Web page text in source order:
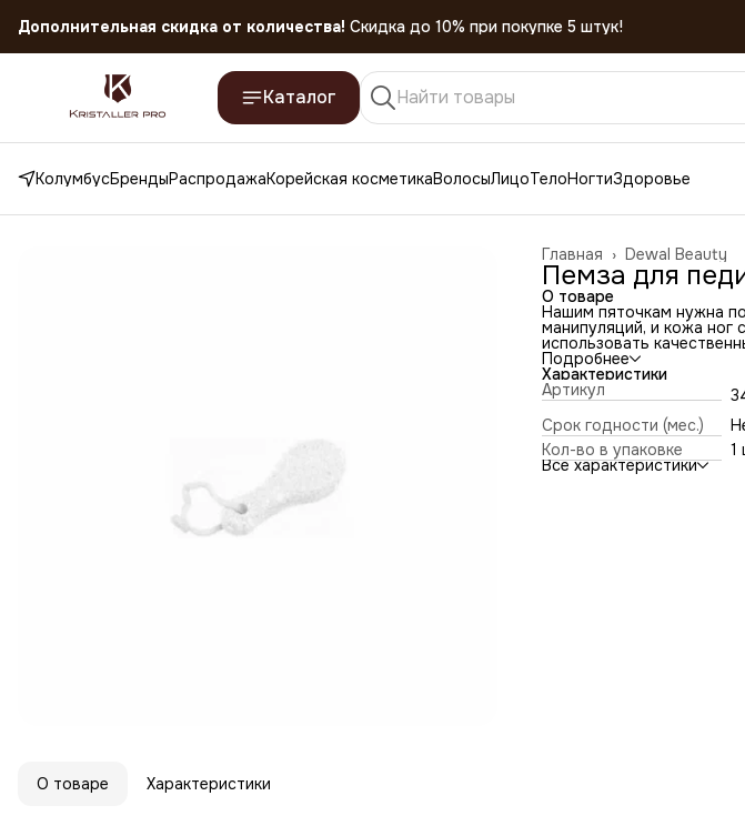
Каталог
КолумбусБрендыРаспродажаКорейская косметикаВолосыЛицоТелоНогтиЗдоровье
Dewal Beauty
Главная ›
Пемза для
О товаре
Нашим пяточкам нужна
манипуляций, и кожа ног
использовать
целостность кожного
Пемза РТ-06 хорошо
кожи, подходит
применяться и для
достаточно промыть в
пригодна к
Подробнее
Характеристики
Артикул
Срок годности (мес.)
Кол-во в упаковке
1
Все характеристики
О товаре Характеристики